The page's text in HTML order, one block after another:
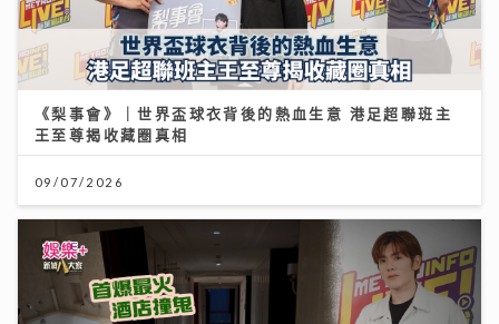
《梨事會》｜世界盃球衣背後的熱血生意 港足超聯班主
王至尊揭收藏圈真相
09/07/2026